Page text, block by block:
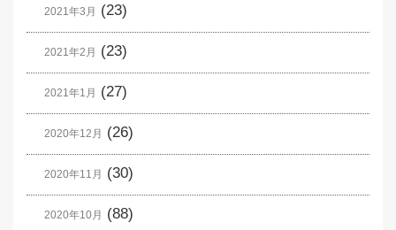
2021年3月 (23)
2021年2月 (23)
2021年1月 (27)
2020年12月 (26)
2020年11月 (30)
2020年10月 (88)